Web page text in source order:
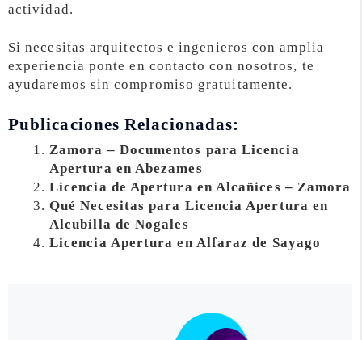
actividad.
Si necesitas arquitectos e ingenieros con amplia
experiencia ponte en contacto con nosotros, te
ayudaremos sin compromiso gratuitamente.
Publicaciones Relacionadas:
Zamora – Documentos para Licencia
Apertura en Abezames
Licencia de Apertura en Alcañices – Zamora
Qué Necesitas para Licencia Apertura en
Alcubilla de Nogales
Licencia Apertura en Alfaraz de Sayago